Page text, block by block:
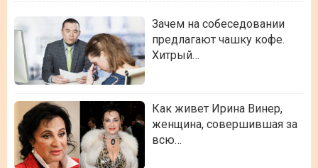
Зачем на собеседовании
предлагают чашку кофе.
Хитрый…
Как живет Ирина Винер,
женщина, совершившая за
всю…